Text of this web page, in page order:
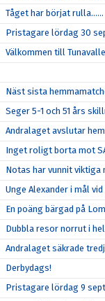
Tåget har börjat rulla……
Pristagare lördag 30
Välkommen till
Näst sista
Seger 5-1 och 51 års
Andralaget avslutar
Inget roligt borta mot
Notas har vunnit
Unge Alexander i mål
En poäng bärgad på
Dubbla resor norrut i
Andralaget säkrade
Derbydags!
Pristagare lördag 9